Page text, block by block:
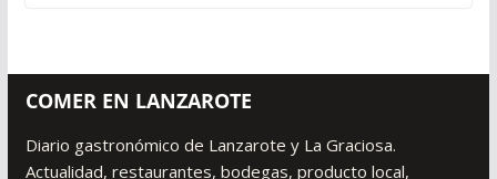
COMER EN LANZAROTE
Diario gastronómico de Lanzarote y La Graciosa.
Actualidad, restaurantes, bodegas, producto local,